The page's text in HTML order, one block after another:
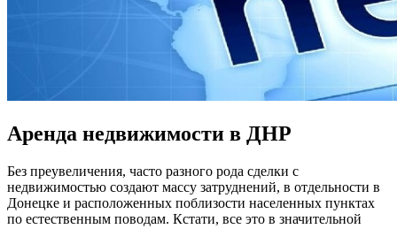
Аренда недвижимости в ДНР
Бeз прeувeличeния, часто разного рода сделки с
недвижимостью создают массу затруднений, в отдельности в
Донецке и расположенных поблизости населенных пунктах
по естественным поводам. Кстати, все это в значительной